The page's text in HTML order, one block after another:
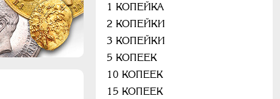
1 КОПЕЙКА
2 КОПЕЙКИ
3 КОПЕЙКИ
5 КОПЕЕК
10 КОПЕЕК
15 КОПЕЕК